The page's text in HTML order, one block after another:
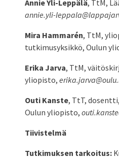
Annie Yli-Leppälä, TtM,
annie.yli-
Mira Hammarén, TtM,
tutkimusyksikkö, Oulun
Erika Jarva, TtM,
yliopisto,
Outi Kanste, TtT,
Oulun yliopisto,
Tiivistelmä
Tutkimuksen tarkoitus: